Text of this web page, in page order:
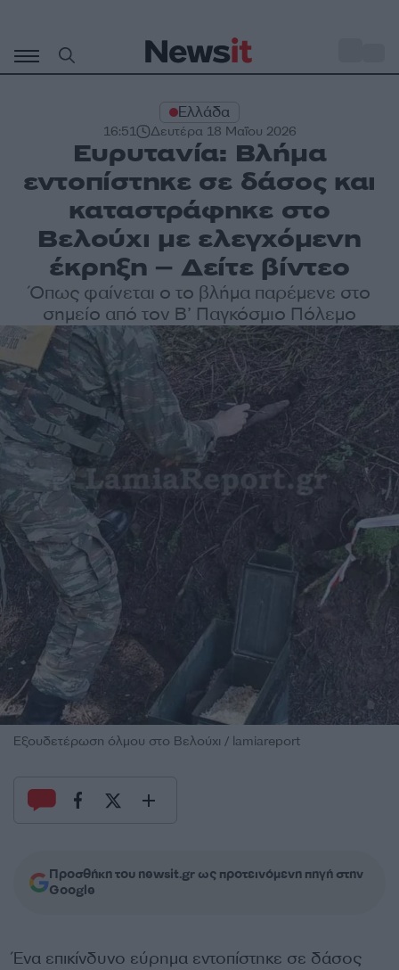
περιεχόμενο
Ελλάδα
16:51 Δευτέρα 18 Μαΐου 2026
Ευρυτανία: Βλήμα
εντοπίστηκε σε δάσος και
καταστράφηκε στο
Βελούχι με ελεγχόμενη
έκρηξη – Δείτε βίντεο
Όπως φαίνεται ο το βλήμα παρέμενε στο
σημείο από τον Β’ Παγκόσμιο Πόλεμο
Εξουδετέρωση όλμου στο Βελούχι / lamiareport
Προσθήκη του newsit.gr ως προτεινόμενη πηγή στην
Google
Ένα επικίνδυνο εύρημα εντοπίστηκε σε δάσος